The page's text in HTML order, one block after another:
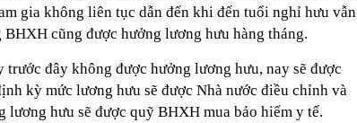
gia không liên tục dẫn đến khi đến tuổi nghỉ hưu vẫn
cũng được hưởng lương hưu hàng tháng.
trước đây không được hưởng lương hưu, nay sẽ được
kỳ mức lương hưu sẽ được Nhà nước điều chỉnh và
hưu sẽ được quỹ BHXH mua bảo hiểm y tế.